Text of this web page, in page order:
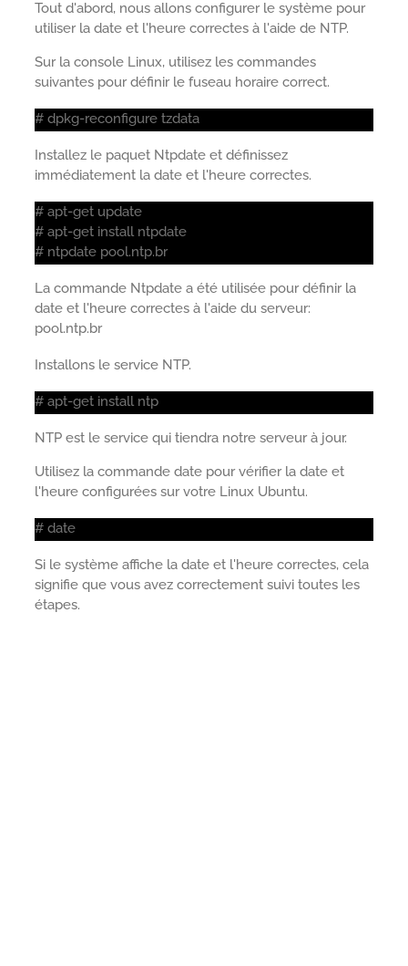
Tout d'abord, nous allons configurer le système pour
utiliser la date et l'heure correctes à l'aide de NTP.
Sur la console Linux, utilisez les commandes
suivantes pour définir le fuseau horaire correct.
# dpkg-reconfigure tzdata
Installez le paquet Ntpdate et définissez
immédiatement la date et l'heure correctes.
# apt-get update
# apt-get install ntpdate
# ntpdate pool.ntp.br
La commande Ntpdate a été utilisée pour définir la
date et l'heure correctes à l'aide du serveur:
pool.ntp.br
Installons le service NTP.
# apt-get install ntp
NTP est le service qui tiendra notre serveur à jour.
Utilisez la commande date pour vérifier la date et
l'heure configurées sur votre Linux Ubuntu.
# date
Si le système affiche la date et l'heure correctes, cela
signifie que vous avez correctement suivi toutes les
étapes.